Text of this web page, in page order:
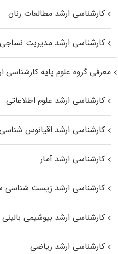
کارشناسی ارشد مطالعات زنان
کارشناسی ارشد مدیریت نساجی
معرفی گروه علوم پایه کارشناسی
کارشناسی ارشد علوم اطلاعاتی
کارشناسی ارشد اقیانوس‌
کارشناسی ارشد آمار
کارشناسی ارشد زیست شناسی
کارشناسی ارشد بیوشیمی بالینی
کارشناسی ارشد ریاضی